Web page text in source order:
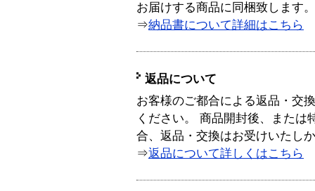
お届けする商品に同梱致します。
⇒納品書について詳細はこちら
返品について
お客様のご都合による返品・交
ください。 商品開封後、または
合、返品・交換はお受けいたし
⇒返品について詳しくはこちら